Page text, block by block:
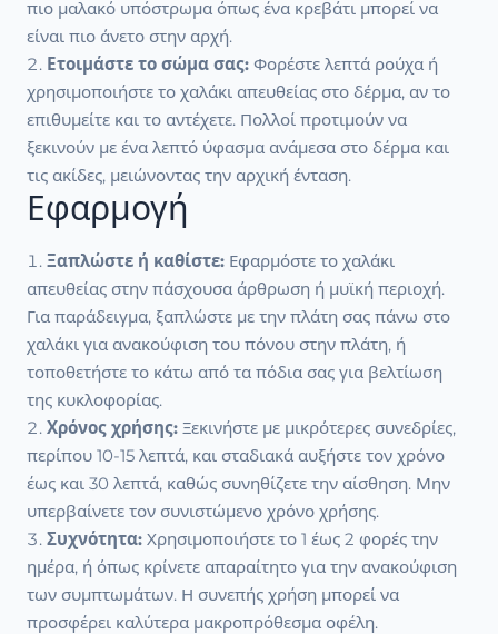
πιο μαλακό υπόστρωμα όπως ένα κρεβάτι μπορεί να
είναι πιο άνετο στην αρχή.
Ετοιμάστε το σώμα σας: Φορέστε λεπτά ρούχα ή
χρησιμοποιήστε το χαλάκι απευθείας στο δέρμα, αν το
επιθυμείτε και το αντέχετε. Πολλοί προτιμούν να
ξεκινούν με ένα λεπτό ύφασμα ανάμεσα στο δέρμα και
τις ακίδες, μειώνοντας την αρχική ένταση.
Εφαρμογή
Ξαπλώστε ή καθίστε: Εφαρμόστε το χαλάκι
απευθείας στην πάσχουσα άρθρωση ή μυϊκή περιοχή.
Για παράδειγμα, ξαπλώστε με την πλάτη σας πάνω στο
χαλάκι για ανακούφιση του πόνου στην πλάτη, ή
τοποθετήστε το κάτω από τα πόδια σας για βελτίωση
της κυκλοφορίας.
Χρόνος χρήσης: Ξεκινήστε με μικρότερες συνεδρίες,
περίπου 10-15 λεπτά, και σταδιακά αυξήστε τον χρόνο
έως και 30 λεπτά, καθώς συνηθίζετε την αίσθηση. Μην
υπερβαίνετε τον συνιστώμενο χρόνο χρήσης.
Συχνότητα: Χρησιμοποιήστε το 1 έως 2 φορές την
ημέρα, ή όπως κρίνετε απαραίτητο για την ανακούφιση
των συμπτωμάτων. Η συνεπής χρήση μπορεί να
προσφέρει καλύτερα μακροπρόθεσμα οφέλη.